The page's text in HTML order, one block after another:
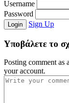
Username
Password
Login Sign Up
Υποβάλετε το
Posting comment as
your account.